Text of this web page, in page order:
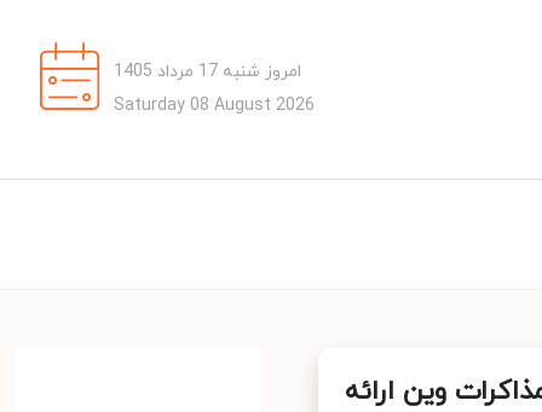
امروز شنبه 17 مرداد 1405
Saturday 08 August 2026
وین ارائه